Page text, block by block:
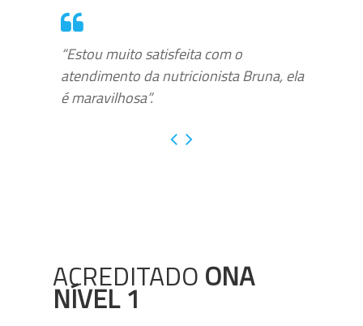
“Estou muito satisfeita com o
atendimento da nutricionista Bruna, ela
é maravilhosa”.
ACREDITADO ONA
NÍVEL 1